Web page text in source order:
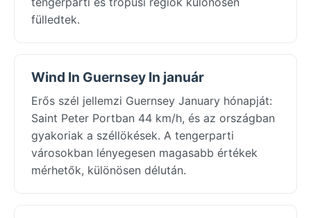
fülledtek.
Wind In Guernsey In január
Erős szél jellemzi Guernsey January hónapját:
Saint Peter Portban 44 km/h, és az országban
gyakoriak a széllökések. A tengerparti
városokban lényegesen magasabb értékek
mérhetők, különösen délután.